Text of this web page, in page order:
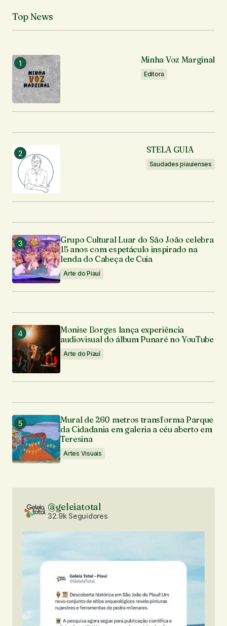
Top News
Minha Voz Marginal
Editora
STELA GUIA
Saudades piauienses
Grupo Cultural Luar do São João celebra
15 anos com espetáculo inspirado na
lenda do Cabeça de Cuia
Arte do Piauí
Monise Borges lança experiência
audiovisual do álbum Punaré no YouTube
Arte do Piauí
Mural de 260 metros transforma Parque
da Cidadania em galeria a céu aberto em
Teresina
Artes Visuais
@geleiatotal
32.9k Seguidores